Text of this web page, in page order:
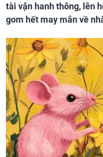
tài vận hanh thông, lên
gom hết may mắn về